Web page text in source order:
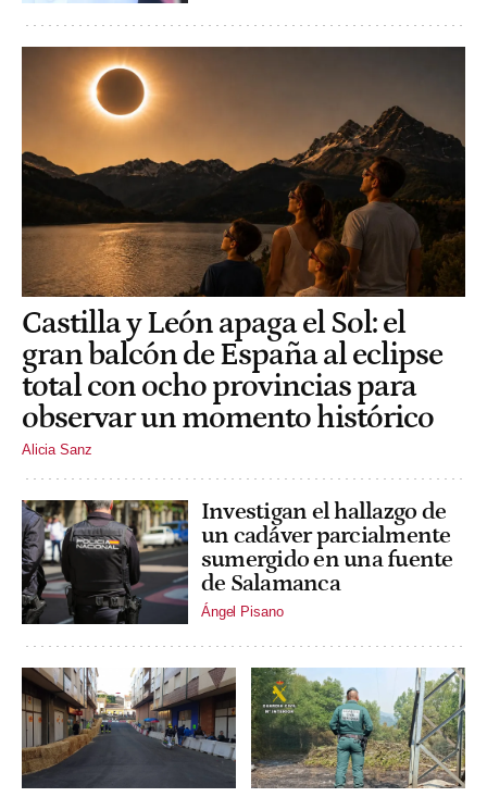
Castilla y León apaga el Sol: el
gran balcón de España al eclipse
total con ocho provincias para
observar un momento histórico
Alicia Sanz
Investigan el hallazgo de
un cadáver parcialmente
sumergido en una fuente
de Salamanca
Ángel Pisano